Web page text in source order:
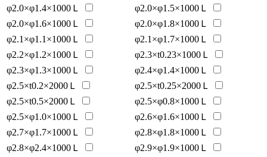
φ2.0×φ1.4×1000Ｌ
φ2.0×φ1.5×1000Ｌ
φ2.0×φ1.6×1000Ｌ
φ2.0×φ1.8×1000Ｌ
φ2.1×φ1.1×1000Ｌ
φ2.1×φ1.7×1000Ｌ
φ2.2×φ1.2×1000Ｌ
φ2.3×t0.23×1000Ｌ
φ2.3×φ1.3×1000Ｌ
φ2.4×φ1.4×1000Ｌ
φ2.5×t0.2×2000Ｌ
φ2.5×t0.25×2000Ｌ
φ2.5×t0.5×2000Ｌ
φ2.5×φ0.8×1000Ｌ
φ2.5×φ1.0×1000Ｌ
φ2.6×φ1.6×1000Ｌ
φ2.7×φ1.7×1000Ｌ
φ2.8×φ1.8×1000Ｌ
φ2.8×φ2.4×1000Ｌ
φ2.9×φ1.9×1000Ｌ